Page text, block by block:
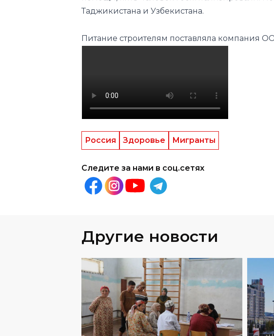
Таджикистана и Узбекистана.
Питание строителям поставляла компания
Россия Здоровье Мигранты
Следите за нами в соц.сетях
Другие новости